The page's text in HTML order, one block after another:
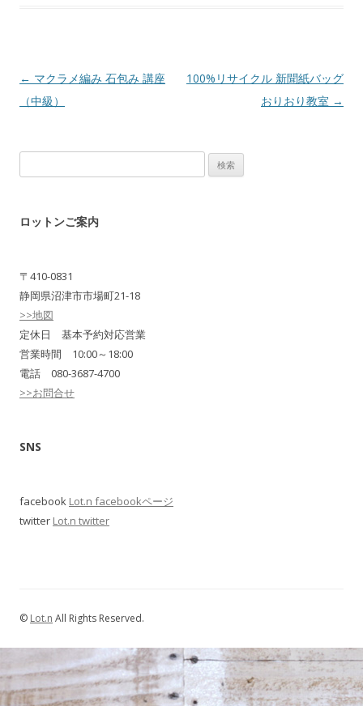
Post navigation
← マクラメ編み 石包み 講座
（中級）
100%リサイクル 新聞紙バッグ
おりおり教室 →
索:
ロットンご案内
〒410-0831
静岡県沼津市市場町21-18
>>地図
定休日 基本予約対応営業
営業時間 10:00～18:00
電話 080-3687-4700
>>お問合せ
SNS
facebook Lot.n facebookページ
twitter Lot.n twitter
© Lot.n All Rights Reserved.